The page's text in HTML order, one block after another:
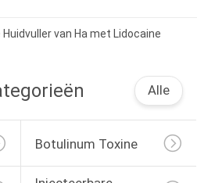
van Ha met Lidocaine
Alle
Botulinum Toxine